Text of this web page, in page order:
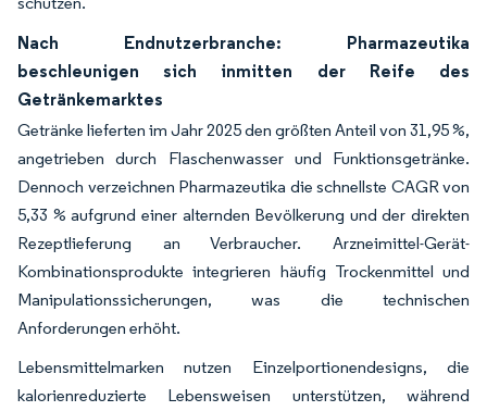
Nach Endnutzerbranche: Pharmazeutika
beschleunigen sich inmitten der Reife des
Getränkemarktes
Getränke lieferten im Jahr 2025 den größten Anteil von 31,95 %,
angetrieben durch Flaschenwasser und Funktionsgetränke.
Dennoch verzeichnen Pharmazeutika die schnellste CAGR von
5,33 % aufgrund einer alternden Bevölkerung und der direkten
Rezeptlieferung an Verbraucher. Arzneimittel-Gerät-
Kombinationsprodukte integrieren häufig Trockenmittel und
Manipulationssicherungen, was die technischen
Anforderungen erhöht.
Lebensmittelmarken nutzen Einzelportionendesigns, die
kalorienreduzierte Lebensweisen unterstützen, während